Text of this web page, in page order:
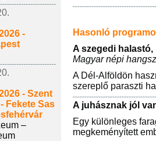
-
- Szent
Fekete Sas
–
Hasonló
A szegedi halastó,
Magyar népi
A Dél-Alföldön
szereplő paraszti
A juhásznak jól
Egy különleges
megkeményített